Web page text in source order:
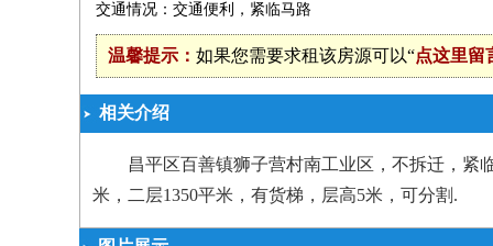
交通情况：交通便利，紧临马路
温馨提示： 如果您需要求租该房源可以“点这里留
相关介绍
昌平区百善镇狮子营村南工业区，不拆迁，紧
米，二层1350平米，有货梯，层高5米，可分割.